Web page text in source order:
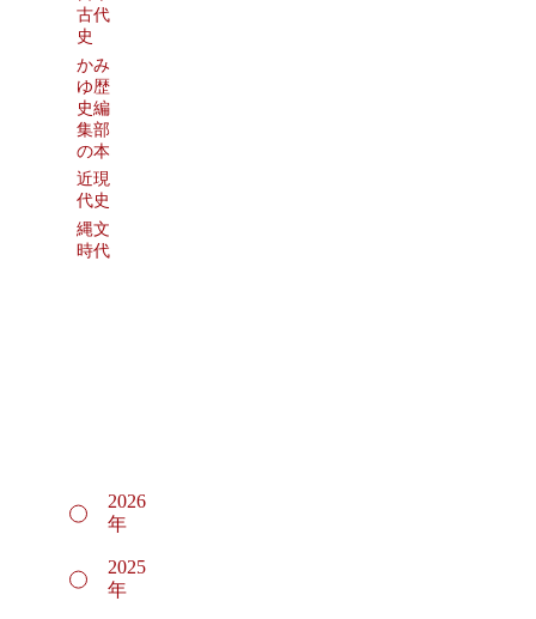
古代
史
かみ
ゆ歴
史編
集部
の本
近現
代史
縄文
時代
2026
年
2025
年